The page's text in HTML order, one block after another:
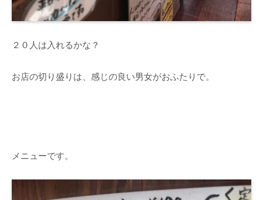
２０人は入れるかな？
お店の切り盛りは、感じの良い男女がおふたりで。
メニューです。